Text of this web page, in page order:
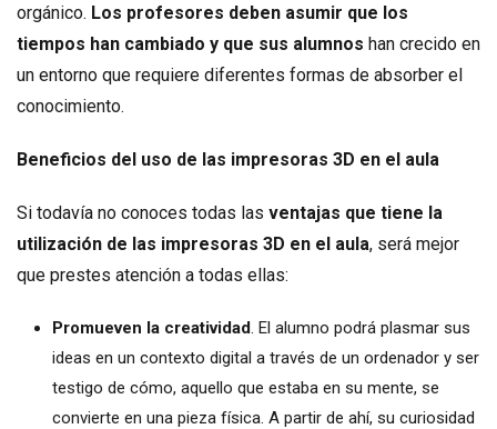
orgánico. Los profesores deben asumir que los
tiempos han cambiado y que sus alumnos han crecido en
un entorno que requiere diferentes formas de absorber el
conocimiento.
Beneficios del uso de las impresoras 3D en el aula
Si todavía no conoces todas las ventajas que tiene la
utilización de las impresoras 3D en el aula, será mejor
que prestes atención a todas ellas:
Promueven la creatividad. El alumno podrá plasmar sus
ideas en un contexto digital a través de un ordenador y ser
testigo de cómo, aquello que estaba en su mente, se
convierte en una pieza física. A partir de ahí, su curiosidad